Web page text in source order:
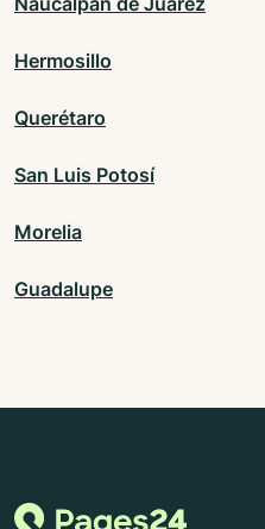
Hermosillo
Querétaro
San Luis Potosí
Morelia
Guadalupe